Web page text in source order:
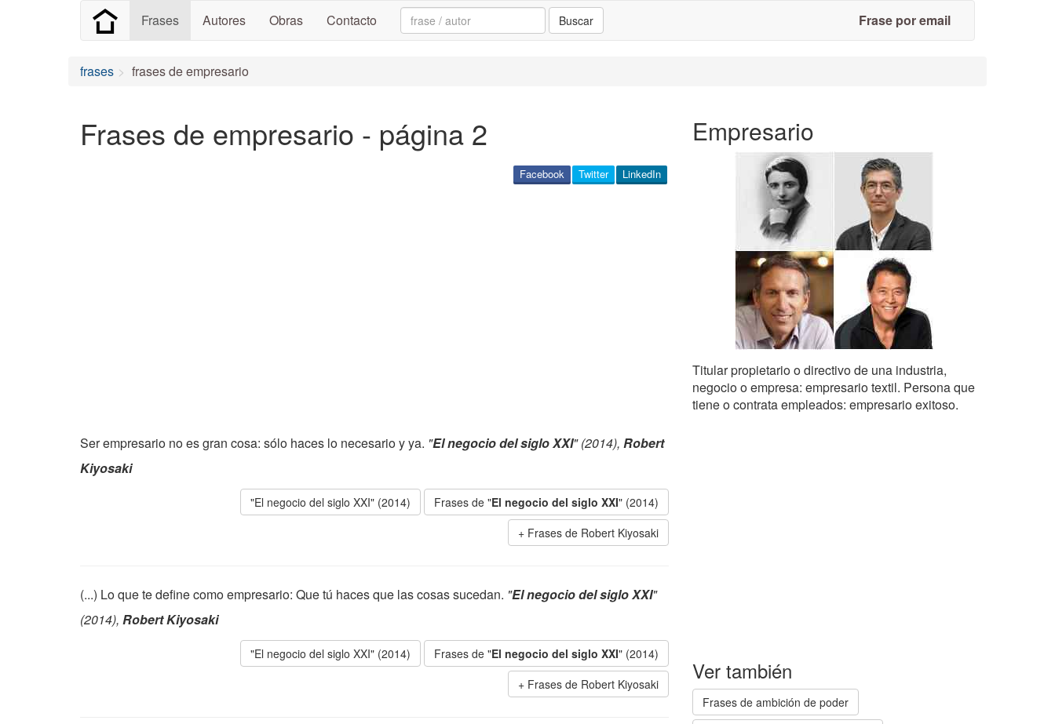
Frases Autores Obras Contacto Search: Buscar Frase por email
frases frases de empresario
Frases de empresario - página 2
LinkedIn
Twitter
Facebook
Ser empresario no es gran cosa: sólo haces lo necesario y ya. "El negocio del siglo XXI" (2014), Robert
Kiyosaki
"El negocio del siglo XXI" (2014) Frases de "El negocio del siglo XXI" (2014)
Frases de Robert Kiyosaki
(...) Lo que te define como empresario: Que tú haces que las cosas sucedan. "El negocio del siglo XXI"
(2014), Robert Kiyosaki
"El negocio del siglo XXI" (2014) Frases de "El negocio del siglo XXI" (2014)
Frases de Robert Kiyosaki
Empresario
Titular propietario o directivo de una industria,
negocio o empresa: empresario textil. Persona que
tiene o contrata empleados: empresario exitoso.
Ver también
Frases de ambición de poder